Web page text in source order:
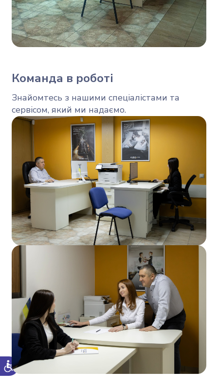
Команда в роботі
Знайомтесь з нашими спеціалістами та
сервісом, який ми надаємо.